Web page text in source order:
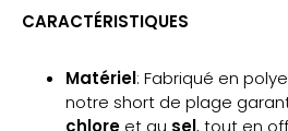
CARACTÉRISTIQUES
Matériel: Fabriqué en
notre short de plage
chlore et au sel, tout en